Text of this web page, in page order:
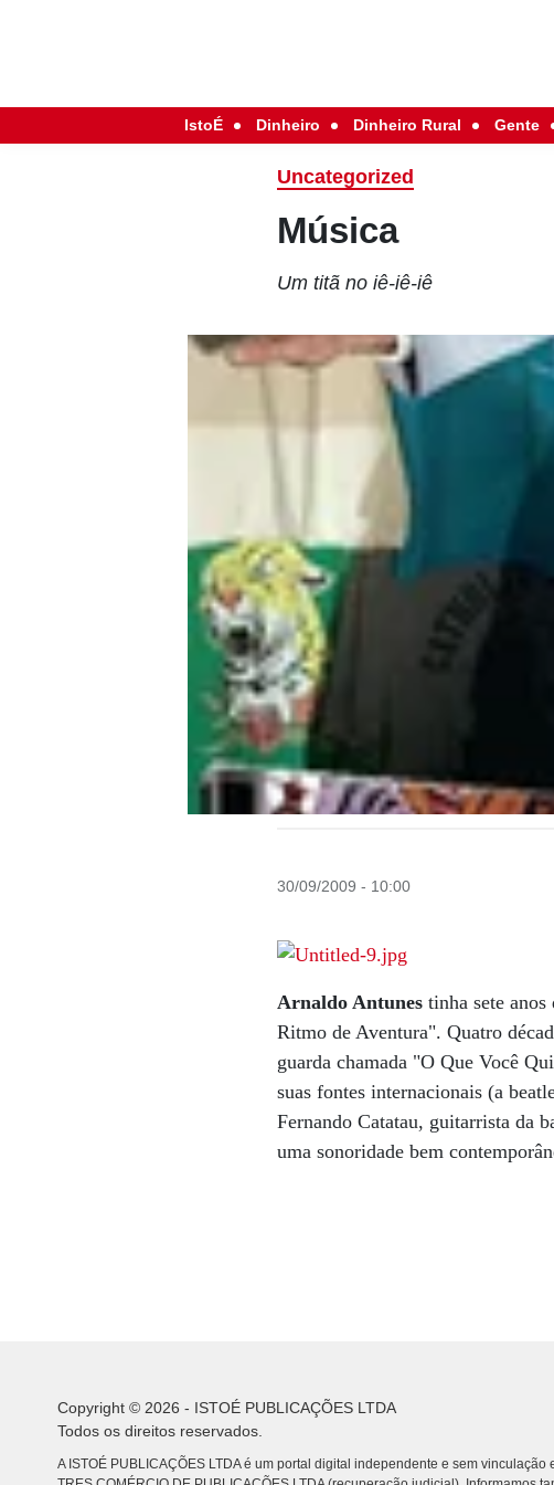
IstoÉ Dinheiro Dinheiro Rural Gente
Uncategorized
Música
Um titã no iê-iê-iê
30/09/2009 - 10:00
Arnaldo Antunes tinha sete
Ritmo de Aventura". Quatro
guarda chamada "O Que Você
suas fontes internacionais (a
Fernando Catatau, guitarrista da
uma sonoridade bem
Copyright © 2026 - ISTOÉ PUBLICAÇÕES LTDA
Todos os direitos reservados.
A ISTOÉ PUBLICAÇÕES LTDA é um portal digital independente e sem vinculação